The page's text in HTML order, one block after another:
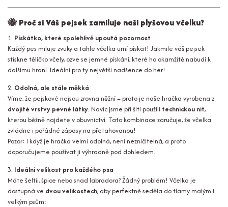
🐝Proč si Váš pejsek zamiluje naši plyšovou včelku?
1. Pískátko, které spolehlivě upoutá pozornost
Každý pes miluje zvuky a tahle včelka umí pískat! Jakmile váš pejsek
stiskne tělíčko včely, ozve se jemné pískání, které ho okamžitě nabudí k
dalšímu hraní. Ideální pro ty největší nadšence do her!
2. Odolná, ale stále měkká
Víme, že pejskové nejsou zrovna něžní – proto je naše hračka vyrobena z
dvojité vrstvy pevné látky. Navíc jsme při šití použili technickou nit,
kterou běžně najdete v obuvnictví. Tato kombinace zaručuje, že včelka
zvládne i pořádné zápasy na přetahovanou!
Pozor: I když je hračka velmi odolná, není nezničitelná, a proto
doporučujeme používat ji výhradně pod dohledem.
3. Ideální velikost pro každého psa
Máte šeltii, špice nebo snad labradora? Žádný problém! Včelka je
dostupná ve dvou velikostech, aby perfektně seděla do tlamy malým i
velkým psům: